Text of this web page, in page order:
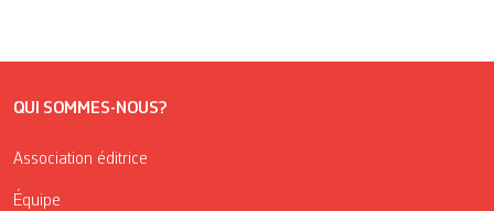
QUI SOMMES-NOUS?
Association éditrice
Équipe